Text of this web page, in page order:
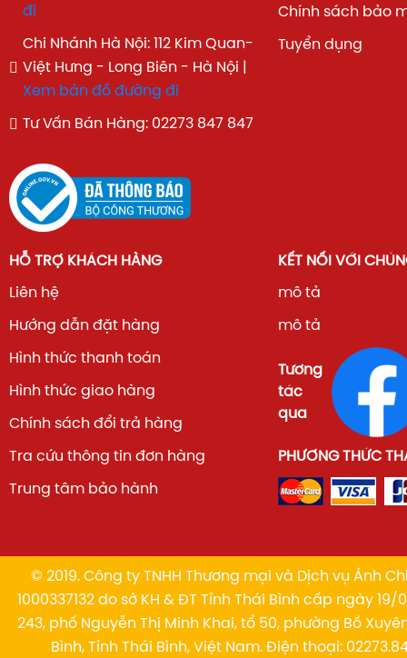
đi
Chi Nhánh Hà Nội: 112 Kim Quan-
Việt Hưng - Long Biên - Hà Nội |
Xem bản đồ đường đi
Tư Vấn Bán Hàng: 02273 847 847
Chính sách bảo
Tuyển dụng
HỖ TRỢ KHÁCH HÀNG
Liên hệ
Hướng dẫn đặt hàng
Hình thức thanh toán
Hình thức giao hàng
Chính sách đổi trả hàng
Tra cứu thông tin đơn hàng
Trung tâm bảo hành
KẾT NỐI VỚI
mô tả
mô tả
Tương
tác
qua
PHƯƠNG THỨC
© 2019. Công ty TNHH Thương mại và Dịch vụ Ánh
1000337132 do sở KH & ĐT Tỉnh Thái Bình cấp ngày 19/
243, phố Nguyễn Thị Minh Khai, tổ 50, phường Bồ
Bình, Tỉnh Thái Bình, Việt Nam. Điện thoại: